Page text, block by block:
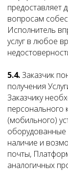
предоставляет
вопросам
Исполнитель
услуг в любое
5.4.Заказчик
получения
Заказчику
персонального
(мобильного)
наличие и
почты,
аналогичных